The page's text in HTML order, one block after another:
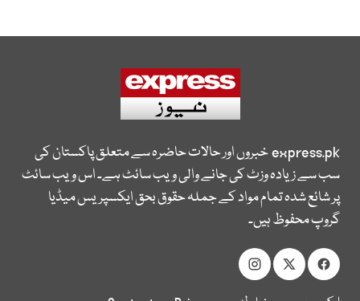
express.pkخبروں اور حالات حاضرہ سے متعلق پاکستان کی
سب سے زیادہ وزٹ کی جانے والی ویب سائٹ ہے۔ اس ویب سائٹ
پر شائع شدہ تمام مواد کے جملہ حقوق بحق ایکسپریس میڈیا
گروپ محفوظ ہیں۔